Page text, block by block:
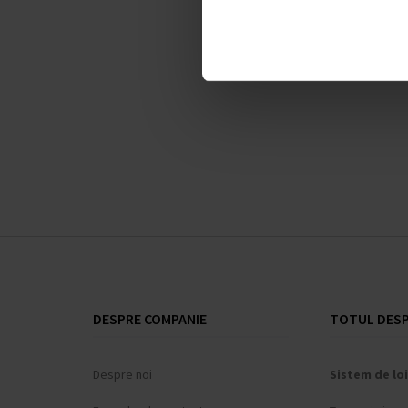
DESPRE COMPANIE
Despre noi
TOTUL
Sistem de